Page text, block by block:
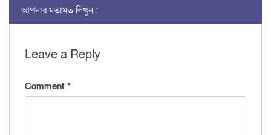
আপনার মতামত লিখুন :
Leave a Reply
Comment *